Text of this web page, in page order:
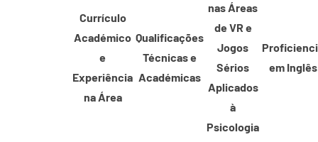
Currículo
Académico
e
Experiência
na Área
Qualificações
Técnicas e
Académicas
nas Áreas
de VR e
Jogos
Sérios
Aplicados
à
Psicologia
em Inglês